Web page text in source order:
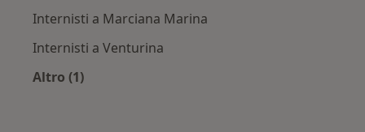
Internisti a Marciana Marina
Internisti a Venturina
Altro (1)